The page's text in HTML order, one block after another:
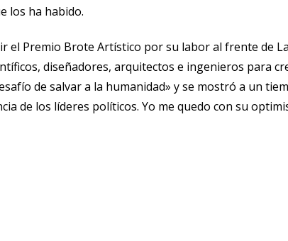
los ha habido.
el Premio Brote Artístico por su labor al frente de
diseñadores, arquitectos e ingenieros para
de salvar a la humanidad» y se mostró a un
de los líderes políticos. Yo me quedo con su